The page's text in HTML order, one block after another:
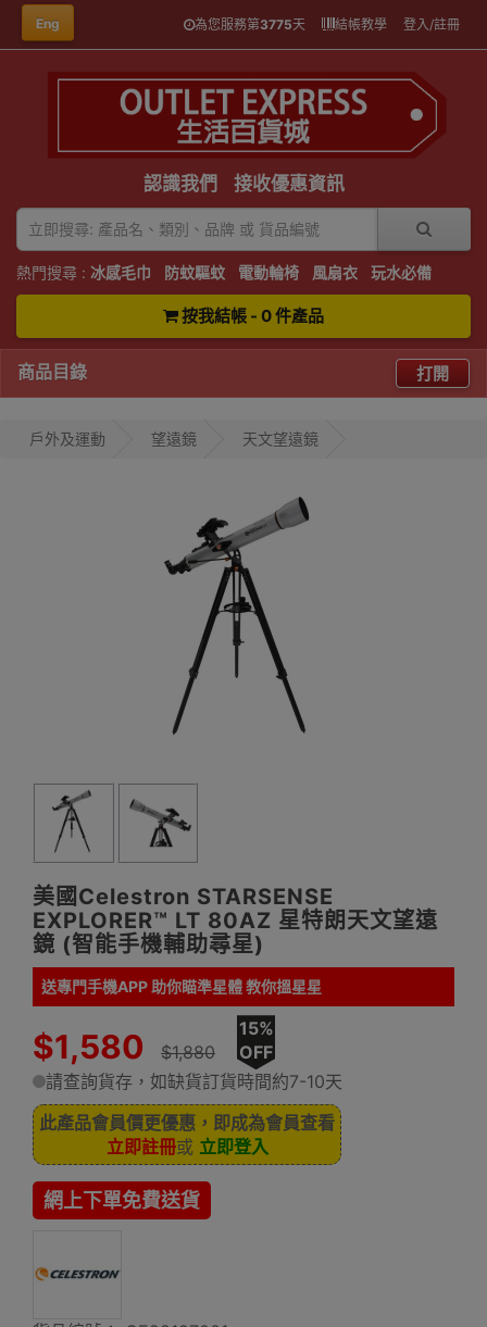
Eng 為您服務第3775天 結帳教學 登入/註冊
認識我們 接收優惠資訊
熱門搜尋 : 冰感毛巾 防蚊驅蚊 電動輪椅 風扇衣 玩水必備
按我結帳 - 0 件產品
商品目錄 打開
戶外及運動 望遠鏡 天文望遠鏡
美國Celestron STARSENSE
EXPLORER™ LT 80AZ 星特朗天文望遠
鏡 (智能手機輔助尋星)
送專門手機APP 助你瞄準星體 教你搵星星
$1,580 $1,880
15%
OFF
請查詢貨存，如缺貨訂貨時間約7-10天
此產品會員價更優惠，即成為會員查看
立即註冊或 立即登入
網上下單免費送貨